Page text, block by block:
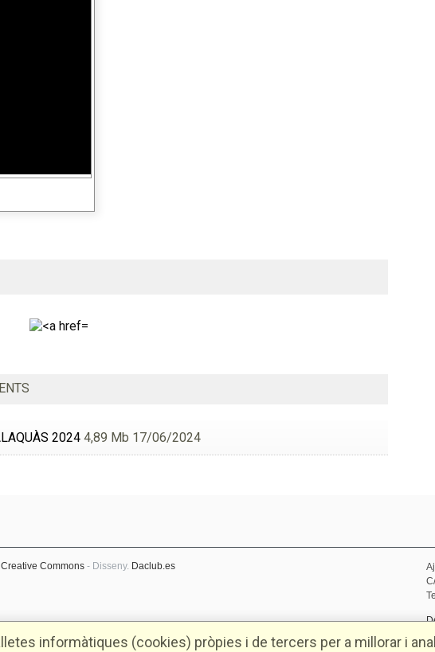
informàtiques (cookies) pròpies i de tercers per a millorar i
2024 4,89 Mb 17/06/2024
Creative Commons - Disseny. Daclub.es